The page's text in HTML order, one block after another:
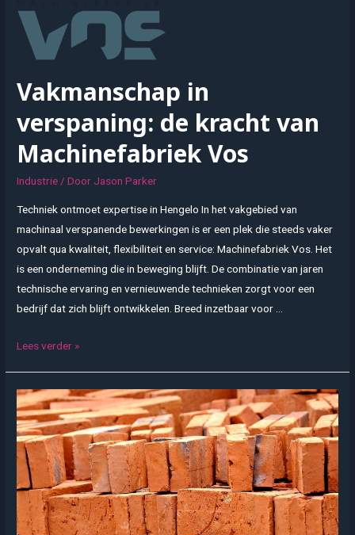
van
duurzaam
papier
Vakmanschap in
verspaning: de kracht van
Machinefabriek Vos
Industrie / Door Jason Parker
Techniek ontmoet expertise in Hengelo In het vakgebied van
machinaal verspanende bewerkingen is er een plek die steeds vaker
opvalt qua kwaliteit, flexibiliteit en service: Machinefabriek Vos. Het
is een onderneming die in beweging blijft. De combinatie van jaren
technische ervaring en vernieuwende technieken zorgt voor een
bedrijf dat zich blijft ontwikkelen. Breed inzetbaar voor …
Vakmanschap
de
kracht
van
Machinefabriek
Vos
Lees verder »